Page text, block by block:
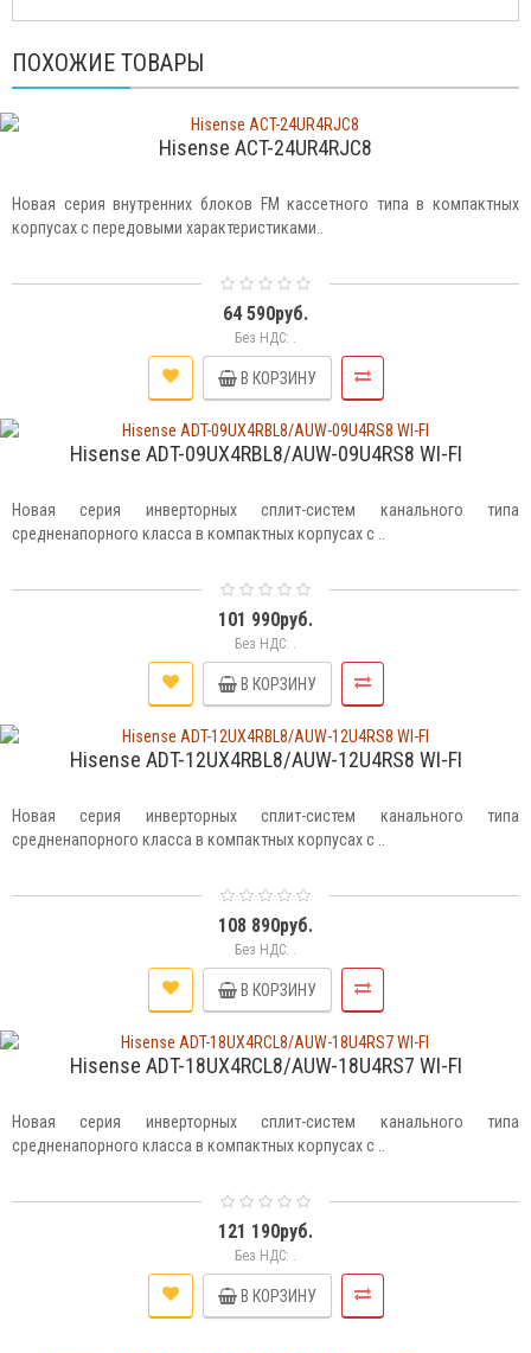
ПОХОЖИЕ ТОВАРЫ
Hisense ACT-24UR4RJC8
Новая серия внутренних блоков FM кассетного типа в компактных
корпусах с передовыми характеристиками..
64 590руб.
Без НДС: .
В КОРЗИНУ
Hisense ADT-09UX4RBL8/AUW-09U4RS8 WI-FI
Новая серия инверторных сплит-систем канального типа
средненапорного класса в компактных корпусах с ..
101 990руб.
Без НДС: .
В КОРЗИНУ
Hisense ADT-12UX4RBL8/AUW-12U4RS8 WI-FI
Новая серия инверторных сплит-систем канального типа
средненапорного класса в компактных корпусах с ..
108 890руб.
Без НДС: .
В КОРЗИНУ
Hisense ADT-18UX4RCL8/AUW-18U4RS7 WI-FI
Новая серия инверторных сплит-систем канального типа
средненапорного класса в компактных корпусах с ..
121 190руб.
Без НДС: .
В КОРЗИНУ